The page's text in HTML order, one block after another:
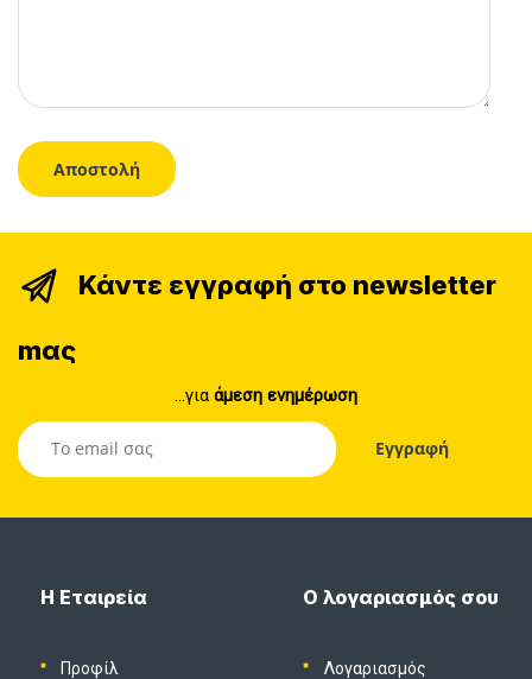
Κάντε εγγραφή στο newsletter
mας
...για άμεση ενημέρωση
Η Εταιρεία
Προφίλ
Ο λογαριασμός σου
Λογαριασμός